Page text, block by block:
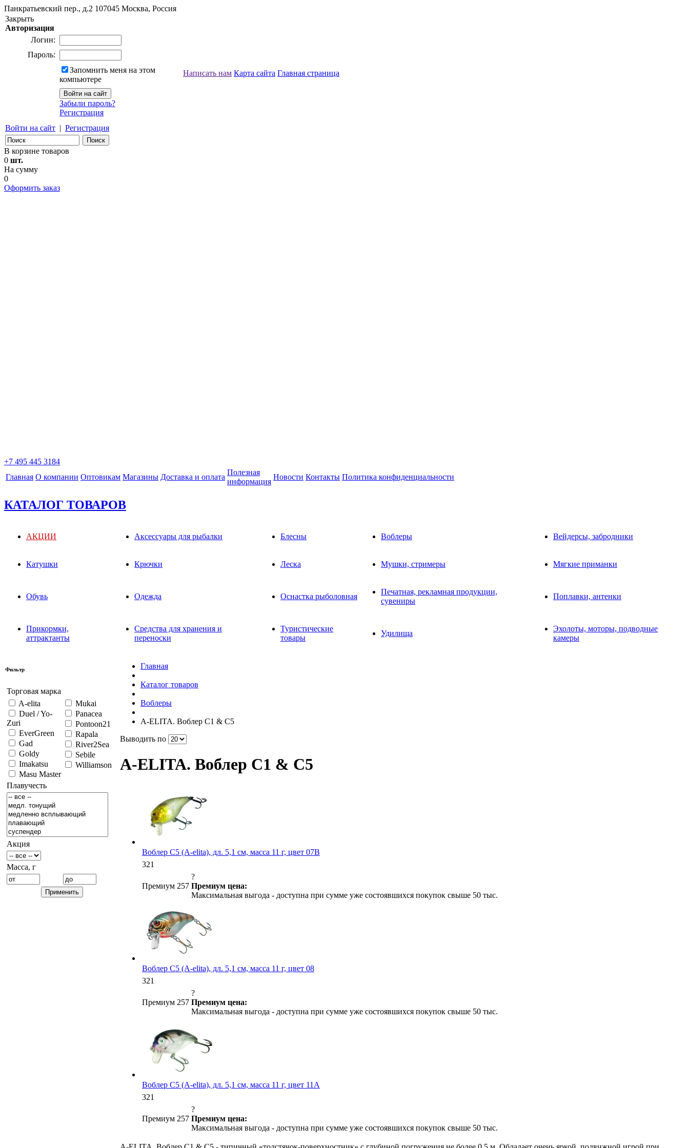
Панкратьевский пер., д.2 107045 Москва, Россия
Закрыть
Авторизация
Логин:
Пароль:
Запомнить меня на этом
компьютере
Забыли пароль?
Регистрация
Войти на сайт | Регистрация
Написать нам Карта сайта Главная страница
В корзине товаров
0 шт.
На сумму
0
Оформить заказ
+7 495 445 3184
Главная О компании Оптовикам Магазины Доставка и оплата
Полезная
информация
Новости Контакты Политика конфиденциальности
КАТАЛОГ ТОВАРОВ
АКЦИИ Аксессуары для рыбалки Блесны Воблеры Вейдерсы, забродники
Катушки Крючки Леска Мушки, стримеры Мягкие приманки
Обувь Одежда Оснастка рыболовная
Печатная, рекламная продукции,
сувениры
Поплавки, антенки
Прикормки,
аттрактанты
Средства для хранения и
переноски
Туристические
товары
Удилища
Эхолоты, моторы, подводные
камеры
Фильтр
Торговая марка
A-elita
Duel / Yo-
Zuri
EverGreen
Gad
Goldy
Imakatsu
Masu Master
Mukai
Panacea
Pontoon21
Rapala
River2Sea
Sebile
Williamson
Плавучесть
Акция
Масса, г
Главная
Каталог товаров
Воблеры
A-ELITA. Воблер C1 & C5
Выводить по
A-ELITA. Воблер C1 & C5
Воблер C5 (A-elita), дл. 5,1 см, масса 11 г, цвет 07B
321
Премиум 257
?
Премиум цена:
Максимальная выгода - доступна при сумме уже состоявшихся покупок свыше 50 тыс.
Воблер C5 (A-elita), дл. 5,1 см, масса 11 г, цвет 08
321
Премиум 257
?
Премиум цена:
Максимальная выгода - доступна при сумме уже состоявшихся покупок свыше 50 тыс.
Воблер C5 (A-elita), дл. 5,1 см, масса 11 г, цвет 11A
321
Премиум 257
?
Премиум цена:
Максимальная выгода - доступна при сумме уже состоявшихся покупок свыше 50 тыс.